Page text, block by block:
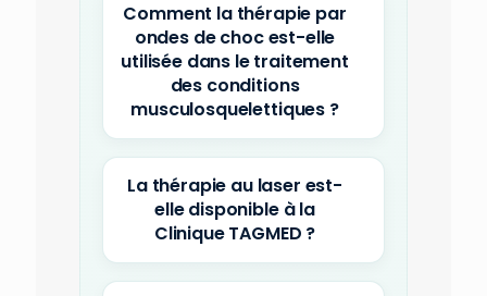
Comment la thérapie par
ondes de choc est-elle
utilisée dans le traitement
des conditions
musculosquelettiques ?
La thérapie au laser est-
elle disponible à la
Clinique TAGMED ?